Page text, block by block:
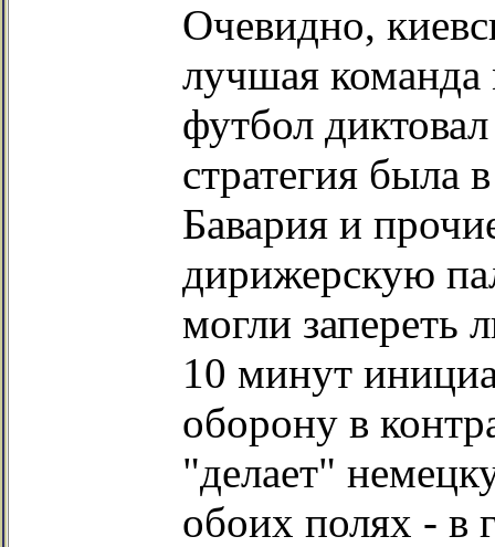
Очевидно,
лучшая
футбол
стратегия была
Бавария и
дирижерскую
могли запереть
10 минут
оборону в
"делает"
обоих полях - в